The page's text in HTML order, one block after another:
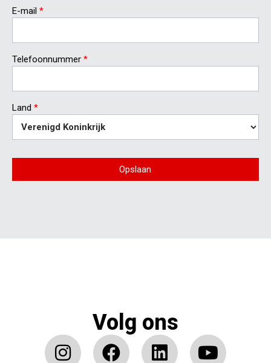
E-mail *
Telefoonnummer *
Land *
Opslaan
Volg ons